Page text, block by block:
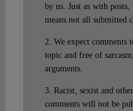
by us. Just as with
means not all submitted
2. We expect comments
topic and free of
arguments.
3. Racist, sexist and
comments will not be